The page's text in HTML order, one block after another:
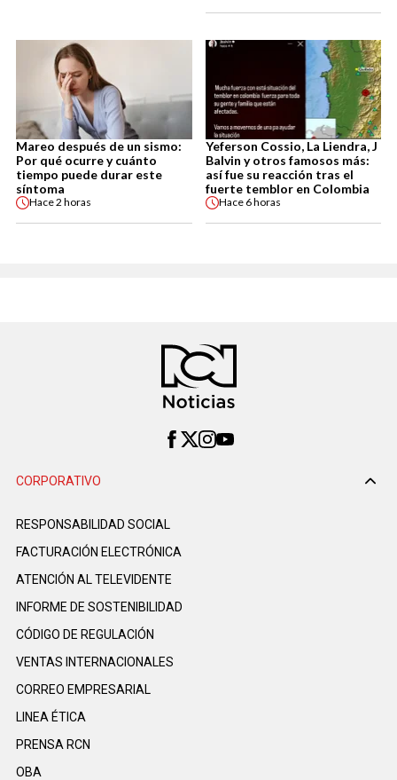
Mareo después de un sismo:
Por qué ocurre y cuánto
tiempo puede durar este
síntoma
Hace2 horas
Yeferson Cossio, La Liendra, J
Balvin y otros famosos más:
así fue su reacción tras el
fuerte temblor en Colombia
Hace 6 horas
CORPORATIVO
RESPONSABILIDAD SOCIAL
FACTURACIÓN ELECTRÓNICA
ATENCIÓN AL TELEVIDENTE
INFORME DE SOSTENIBILIDAD
CÓDIGO DE REGULACIÓN
VENTAS INTERNACIONALES
CORREO EMPRESARIAL
LINEA ÉTICA
PRENSA RCN
OBA